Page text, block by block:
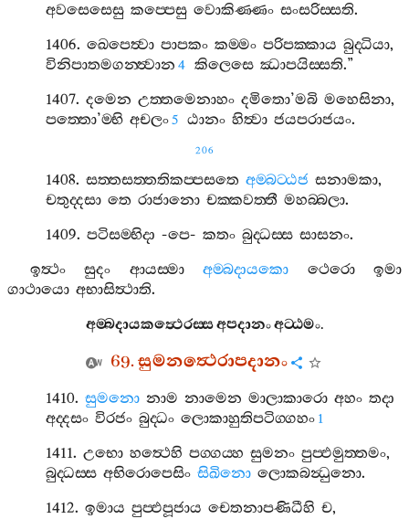
අවසෙසෙසු කප‍්පෙසු වොකිණ‍්ණං සංසරිස‍්සති.
1406.ඛෙපෙත්‍වා පාපකං කම‍්මං පරිපක‍්කාය බුද‍්ධියා,
විනිපාතමගන‍්ත්‍වාන 4 කිලෙසෙ ඣාපයිස‍්සති.”
1407.දමෙන උත‍්තමෙනාහං දමිතො’මබි මහෙසිනා,
පත‍්තො’ම‍්භි අචලං5 ඨානං හිත්‍වා ජයපරාජයං.
206
1408.සත‍්තසත‍්තතිකප‍්පසතෙ අම‍්බට‍්ඨජ සනාමකා,
චතුද‍්දසා තෙ රාජානො චක‍්කවත‍්තී මහබ‍්බලා.
1409.පටිසම‍්භිදා -පෙ-කතං බුද‍්ධස‍්ස සාසනං.
ඉත්‍ථං
සුදං ආයස‍්මා අම‍්බදායකො ථෙරො
ඉමා
ගාථායො අභාසිත්‍ථාති.
අම‍්බදායකත්‍ථෙරස‍්සඅපදානංඅට‍්ඨමං.
69.සුමනත්‍ථෙරාපදානං
1410.සුමනො නාම නාමෙන මාලාකාරො අහං තදා
අද‍්දසං විරජං බුද‍්ධං ලොකාහුතිපටිග‍්ගහං 1
1411.උභො හත්‍ථෙහි පග‍්ගය‍්හ සුමනං පුප‍්ඵමුත‍්තමං,
බුද‍්ධස‍්ස අභිරොපෙසිං සිඛිනො ලොකබන්‍ධුනො.
1412.ඉමාය පුප‍්ඵපූජාය චෙතනාපණිධීහි ච,